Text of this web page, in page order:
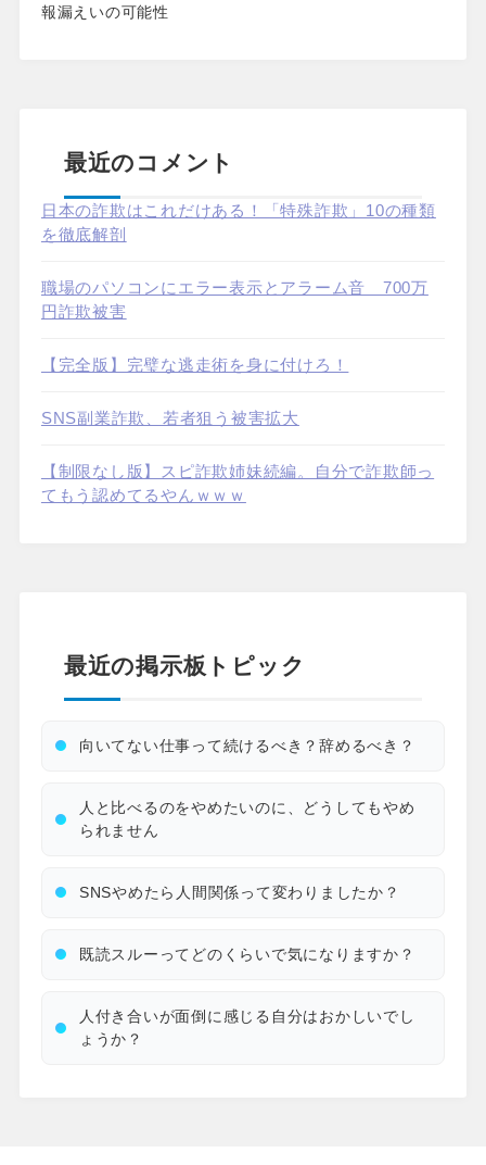
報漏えいの可能性
最近のコメント
日本の詐欺はこれだけある！「特殊詐欺」10の種類
を徹底解剖
職場のパソコンにエラー表示とアラーム音 700万
円詐欺被害
【完全版】完璧な逃走術を身に付けろ！
SNS副業詐欺、若者狙う被害拡大
【制限なし版】スピ詐欺姉妹続編。自分で詐欺師っ
てもう認めてるやんｗｗｗ
最近の掲示板トピック
向いてない仕事って続けるべき？辞めるべき？
人と比べるのをやめたいのに、どうしてもやめ
られません
SNSやめたら人間関係って変わりましたか？
既読スルーってどのくらいで気になりますか？
人付き合いが面倒に感じる自分はおかしいでし
ょうか？